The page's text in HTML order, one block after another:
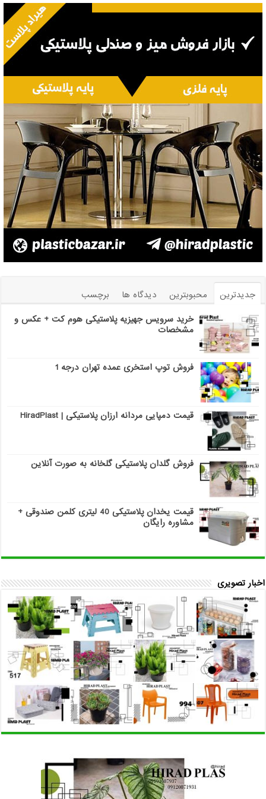
جدیدترین محبوبترین دیدگاه ها
برچسب
خرید سرویس جهیزیه پلاستیکی هوم کت + عکس و
مشخصات
فروش توپ استخری عمده تهران درجه 1
قیمت دمپایی مردانه ارزان پلاستیکی | HiradPlast
فروش گلدان پلاستیکی گلخانه به صورت آنلاین
قیمت یخدان پلاستیکی 40 لیتری کلمن صندوقی +
مشاوره رایگان
اخبار تصویری